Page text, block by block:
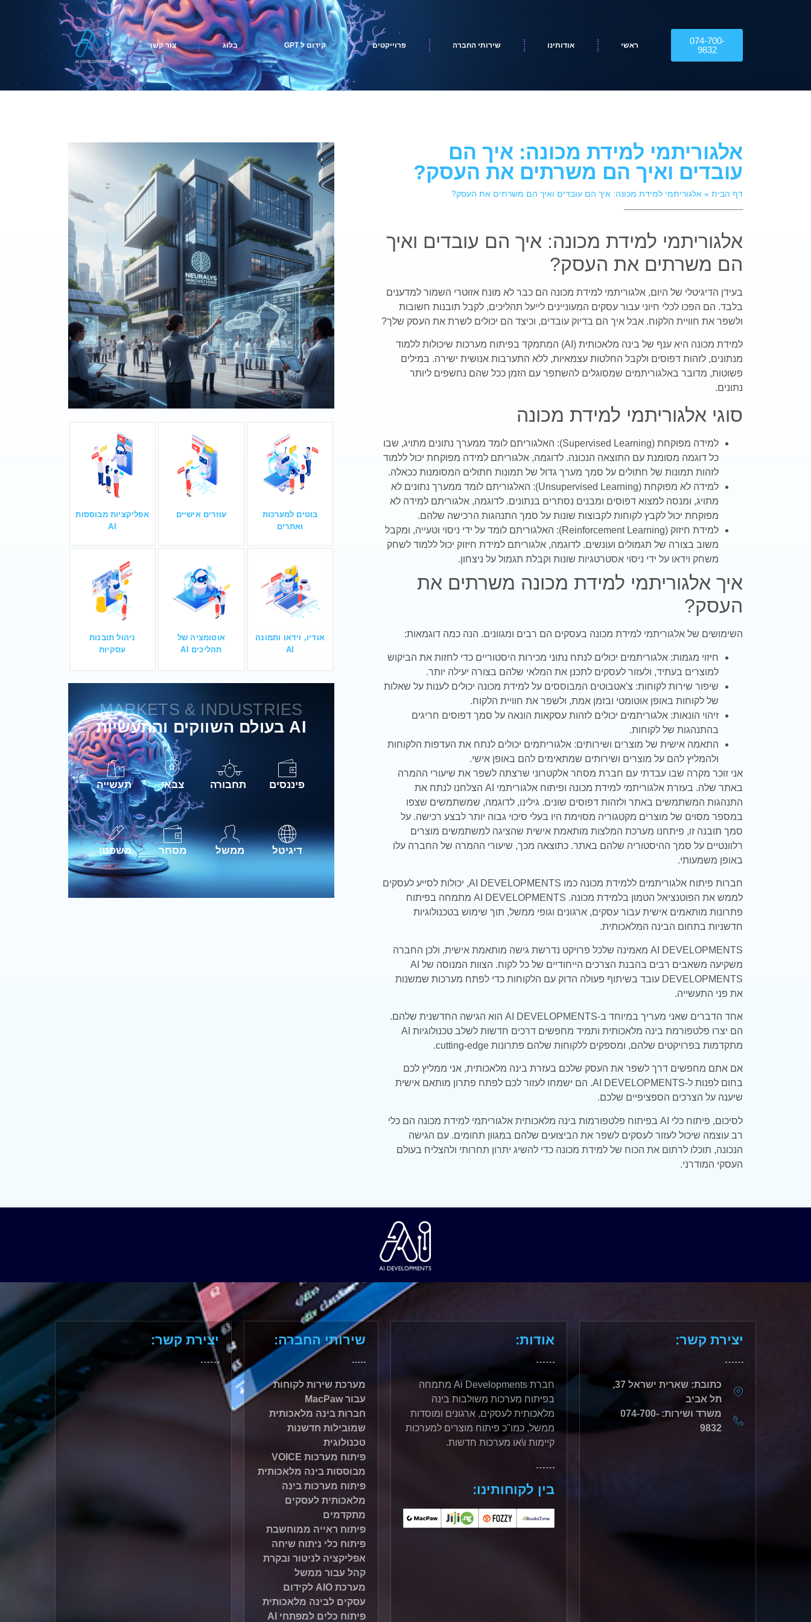
074-700-
9832
ראשי אודותינו שירותי החברה פרוייקטים קידום ל GPT בלוג צור קשר
אלגוריתמי למידת מכונה: איך הם
עובדים ואיך הם משרתים את העסק?
דף הבית» אלגוריתמי למידת מכונה: איך הם עובדים ואיך הם משרתים את העסק?
אלגוריתמי למידת מכונה: איך הם עובדים ואיך
הם משרתים את העסק?
בעידן הדיגיטלי של היום, אלגוריתמי למידת מכונה הם כבר לא מונח אזוטרי השמור למדענים
בלבד. הם הפכו לכלי חיוני עבור עסקים המעוניינים לייעל תהליכים, לקבל תובנות חשובות
ולשפר את חוויית הלקוח. אבל איך הם בדיוק עובדים, וכיצד הם יכולים לשרת את העסק שלך?
למידת מכונה היא ענף של בינה מלאכותית (AI) המתמקד בפיתוח מערכות שיכולות ללמוד
מנתונים, לזהות דפוסים ולקבל החלטות עצמאיות, ללא התערבות אנושית ישירה. במילים
פשוטות, מדובר באלגוריתמים שמסוגלים להשתפר עם הזמן ככל שהם נחשפים ליותר
נתונים.
סוגי אלגוריתמי למידת מכונה
למידה מפוקחת (Supervised Learning): האלגוריתם לומד ממערך נתונים מתויג, שבו
כל דוגמה מסומנת עם התוצאה הנכונה. לדוגמה, אלגוריתם למידה מפוקחת יכול ללמוד
לזהות תמונות של חתולים על סמך מערך גדול של תמונות חתולים המסומנות ככאלה.
למידה לא מפוקחת (Unsupervised Learning): האלגוריתם לומד ממערך נתונים לא
מתויג, ומנסה למצוא דפוסים ומבנים נסתרים בנתונים. לדוגמה, אלגוריתם למידה לא
מפוקחת יכול לקבץ לקוחות לקבוצות שונות על סמך התנהגות הרכישה שלהם.
למידת חיזוק (Reinforcement Learning): האלגוריתם לומד על ידי ניסוי וטעייה, ומקבל
משוב בצורה של תגמולים ועונשים. לדוגמה, אלגוריתם למידת חיזוק יכול ללמוד לשחק
משחק וידאו על ידי ניסוי אסטרטגיות שונות וקבלת תגמול על ניצחון.
איך אלגוריתמי למידת מכונה משרתים את
העסק?
השימושים של אלגוריתמי למידת מכונה בעסקים הם רבים ומגוונים. הנה כמה דוגמאות:
חיזוי מגמות: אלגוריתמים יכולים לנתח נתוני מכירות היסטוריים כדי לחזות את הביקוש
למוצרים בעתיד, ולעזור לעסקים לתכנן את המלאי שלהם בצורה יעילה יותר.
שיפור שירות לקוחות: צ'אטבוטים המבוססים על למידת מכונה יכולים לענות על שאלות
של לקוחות באופן אוטומטי ובזמן אמת, ולשפר את חוויית הלקוח.
זיהוי הונאות: אלגוריתמים יכולים לזהות עסקאות הונאה על סמך דפוסים חריגים
בהתנהגות של לקוחות.
התאמה אישית של מוצרים ושירותים: אלגוריתמים יכולים לנתח את העדפות הלקוחות
ולהמליץ להם על מוצרים ושירותים שמתאימים להם באופן אישי.
אני זוכר מקרה שבו עבדתי עם חברת מסחר אלקטרוני שרצתה לשפר את שיעורי ההמרה
באתר שלה. בעזרת אלגוריתמי למידת מכונה ופיתוח אלגוריתמי AI הצלחנו לנתח את
התנהגות המשתמשים באתר ולזהות דפוסים שונים. גילינו, לדוגמה, שמשתמשים שצפו
במספר מסוים של מוצרים מקטגוריה מסוימת היו בעלי סיכוי גבוה יותר לבצע רכישה. על
סמך תובנה זו, פיתחנו מערכת המלצות מותאמת אישית שהציגה למשתמשים מוצרים
רלוונטיים על סמך ההיסטוריה שלהם באתר. כתוצאה מכך, שיעורי ההמרה של החברה עלו
באופן משמעותי.
חברות פיתוח אלגוריתמים ללמידת מכונה כמו AI DEVELOPMENTS, יכולות לסייע לעסקים
לממש את הפוטנציאל הטמון בלמידת מכונה. AI DEVELOPMENTS מתמחה בפיתוח
פתרונות מותאמים אישית עבור עסקים, ארגונים וגופי ממשל, תוך שימוש בטכנולוגיות
חדשניות בתחום הבינה המלאכותית.
AI DEVELOPMENTS מאמינה שלכל פרויקט נדרשת גישה מותאמת אישית, ולכן החברה
משקיעה משאבים רבים בהבנת הצרכים הייחודיים של כל לקוח. הצוות המנוסה של AI
DEVELOPMENTS עובד בשיתוף פעולה הדוק עם הלקוחות כדי לפתח מערכות שמשנות
את פני התעשייה.
אחד הדברים שאני מעריך במיוחד ב-AI DEVELOPMENTS הוא הגישה החדשנית שלהם.
הם יצרו פלטפורמת בינה מלאכותית ותמיד מחפשים דרכים חדשות לשלב טכנולוגיות AI
מתקדמות בפרויקטים שלהם, ומספקים ללקוחות שלהם פתרונות cutting-edge.
אם אתם מחפשים דרך לשפר את העסק שלכם בעזרת בינה מלאכותית, אני ממליץ לכם
בחום לפנות ל-AI DEVELOPMENTS. הם ישמחו לעזור לכם לפתח פתרון מותאם אישית
שיענה על הצרכים הספציפיים שלכם.
לסיכום, פיתוח כלי AI בפיתוח פלטפורמות בינה מלאכותית אלגוריתמי למידת מכונה הם כלי
רב עוצמה שיכול לעזור לעסקים לשפר את הביצועים שלהם במגוון תחומים. עם הגישה
הנכונה, תוכלו לרתום את הכוח של למידת מכונה כדי להשיג יתרון תחרותי ולהצליח בעולם
העסקי המודרני.
בוטים למערכות
ואתרים
עוזרים אישיים
אפליקציות מבוססות
AI
אודיו, וידאו ותמונה
AI
אוטומציה של
תהליכים AI
ניהול תובנות
עסקיות
MARKETS & INDUSTRIES
AI בעולם השווקים והתעשיות
פיננסים תחבורה צבאי תעשייה
דיגיטל ממשל מסחר משפטי
יצירת קשר:
כתובת: שארית ישראל 37,
תל אביב
משרד ושירות: 074-700-
9832
אודות:
חברת Ai Developments מתמחה
בפיתוח מערכות משולבות בינה
מלאכותית לעסקים, ארגונים ומוסדות
ממשל, כמו"כ פיתוח מוצרים למערכות
קיימות ו\או מערכות חדשות.
בין לקוחותינו:
שירותי החברה:
מערכת שירות לקוחות
עבור MacPaw
חברות בינה מלאכותית
שמובילות חדשנות
טכנולוגית
פיתוח מערכות VOICE
מבוססות בינה מלאכותית
פיתוח מערכות בינה
מלאכותית לעסקים
מתקדמים
פיתוח ראייה ממוחשבת
פיתוח כלי ניתוח שיחה
אפליקציה לניטור ובקרת
קהל עבור ממשל
מערכת AIO לקידום
עסקים לבינה מלאכותית
פיתוח כלים למפתחי AI
יצירת קשר: